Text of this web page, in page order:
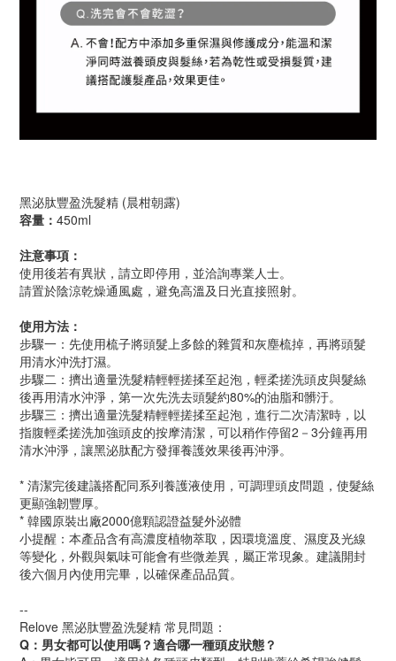
黑泌肽豐盈洗髮精 (晨柑朝露)
容量： 450ml
注意事項：
使用後若有異狀，請立即停用，並洽詢專業人士。
請置於陰涼乾燥通風處，避免高溫及日光直接照射。
使用方法：
步驟一：先使用梳子將頭髮上多餘的雜質和灰塵梳掉，再將頭髮
用清水沖洗打濕。
步驟二：擠出適量洗髮精輕輕搓揉至起泡，輕柔搓洗頭皮與髮絲
後再用清水沖淨，第一次先洗去頭髮約80%的油脂和髒汙。
步驟三：擠出適量洗髮精輕輕搓揉至起泡，進行二次清潔時，以
指腹輕柔搓洗加強頭皮的按摩清潔，可以稍作停留2－3分鐘再用
清水沖淨，讓黑泌肽配方發揮養護效果後再沖淨。
* 清潔完後建議搭配同系列養護液使用，可調理頭皮問題，使髮絲
更顯強韌豐厚。
* 韓國原裝出廠2000億顆認證益髮外泌體
小提醒：本產品含有高濃度植物萃取，因環境溫度、濕度及光線
等變化，外觀與氣味可能會有些微差異，屬正常現象。建議開封
後六個月內使用完畢，以確保產品品質。
--
Relove 黑泌肽豐盈洗髮精 常見問題：
Q：男女都可以使用嗎？適合哪一種頭皮狀態？